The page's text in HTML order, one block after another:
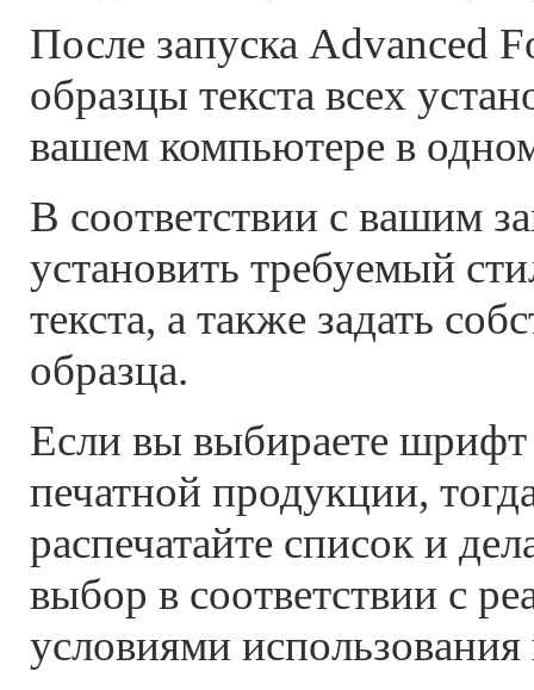
После запуска Advanced
образцы текста всех
вашем компьютере в
В соответствии с вашим
установить требуемый
текста, а также задать
образца.
Если вы выбираете шрифт
печатной продукции,
распечатайте список и
выбор в соответствии с
условиями